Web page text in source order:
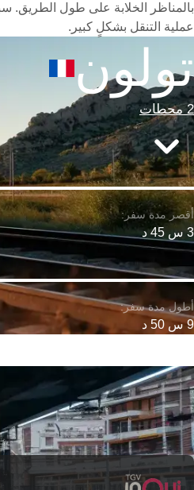
بالمناظر الخلابة على طول الطريق.
عملية التنقل بشكلٍ كبير.
تولون
2 محطات
3 س 45 د
9 س 50 د